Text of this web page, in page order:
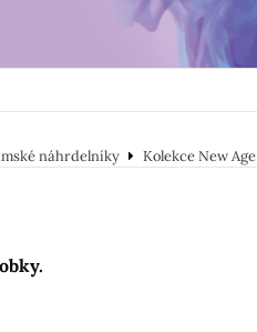
náhrdelníky Kolekce New Age